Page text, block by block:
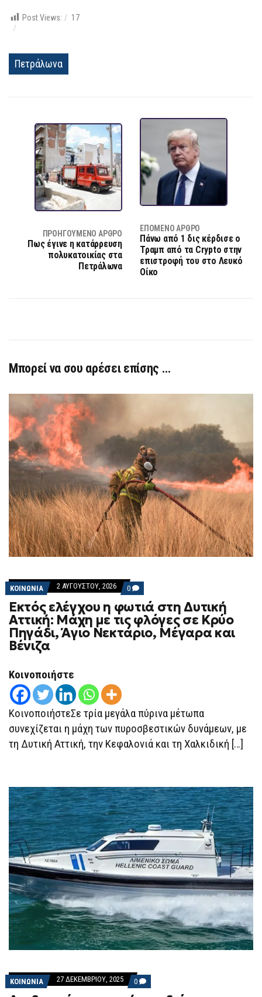
Post Views: 17
Πετράλωνα
ΠΡΟΗΓΟΎΜΕΝΟ ΆΡΘΡΟ
Πως έγινε η κατάρρευση
πολυκατοικίας στα
Πετράλωνα
ΕΠΌΜΕΝΟ ΆΡΘΡΟ
Πάνω από 1 δις κέρδισε ο
Τραμπ από τα Crypto στην
επιστροφή του στο Λευκό
Οίκο
Μπορεί να σου αρέσει επίσης …
ΚΟΙΝΩΝΙΑ 2 ΑΥΓΟΎΣΤΟΥ, 2026 0 COMMENTS
ON
ΕΚΤΌΣ
ΕΛΈΓΧΟΥ
Η
ΦΩΤΙΆ
ΣΤΗ
ΚΡΎΟ
ΠΗΓΆΔΙ,
ΆΓΙΟ
ΝΕΚΤΆΡΙΟ,
ΜΈΓΑΡΑ
Εκτός ελέγχου η φωτιά στη Δυτική
Αττική: Μάχη με τις φλόγες σε Κρύο
Πηγάδι, Άγιο Νεκτάριο, Μέγαρα και
Βένιζα
Κοινοποιήστε
ΚοινοποιήστεΣε τρία μεγάλα πύρινα μέτωπα
συνεχίζεται η μάχη των πυροσβεστικών δυνάμεων, με
τη Δυτική Αττική, την Κεφαλονιά και τη Χαλκιδική […]
ΚΟΙΝΩΝΙΑ 27 ΔΕΚΕΜΒΡΊΟΥ, 2025 0 COMMENTS
ON